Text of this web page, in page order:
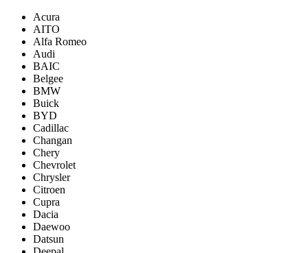
Acura
AITO
Alfa Romeo
Audi
BAIC
Belgee
BMW
Buick
BYD
Cadillac
Changan
Chery
Chevrolet
Chrysler
Citroen
Cupra
Dacia
Daewoo
Datsun